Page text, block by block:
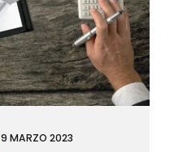
9 MARZO 2023